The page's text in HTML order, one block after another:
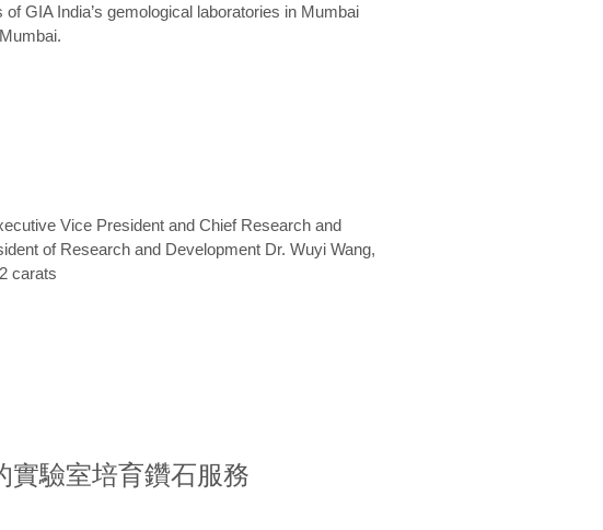
GIA India’s gemological laboratories in Mumbai
Vice President and Chief Research and
of Research and Development Dr. Wuyi Wang,
carats
實驗室培育鑽石服務